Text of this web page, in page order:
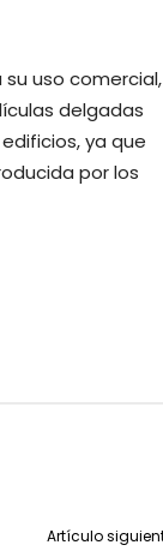
uso comercial,
delgadas
ya que
por los
Artículo